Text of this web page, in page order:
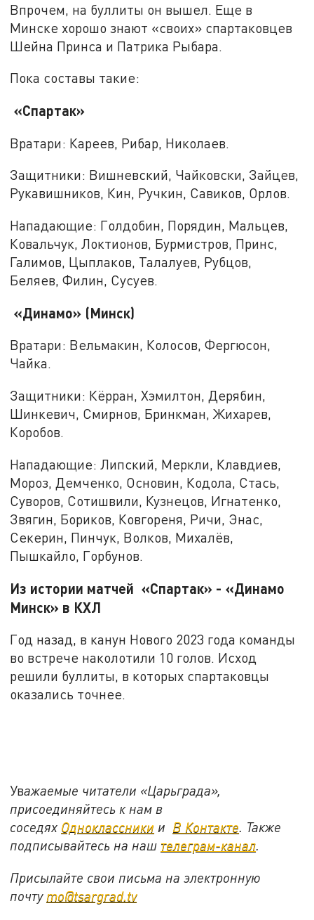
Впрочем, на буллиты он вышел. Еще в
Минске хорошо знают «своих» спартаковцев
Шейна Принса и Патрика Рыбара.
Пока составы такие:
«Спартак»
Вратари: Кареев, Рибар, Николаев.
Защитники: Вишневский, Чайковски, Зайцев,
Рукавишников, Кин, Ручкин, Савиков, Орлов.
Нападающие: Голдобин, Порядин, Мальцев,
Ковальчук, Локтионов, Бурмистров, Принс,
Галимов, Цыплаков, Талалуев, Рубцов,
Беляев, Филин, Сусуев.
«Динамо» (Минск)
Вратари: Вельмакин, Колосов, Фергюсон,
Чайка.
Защитники: Кёрран, Хэмилтон, Дерябин,
Шинкевич, Смирнов, Бринкман, Жихарев,
Коробов.
Нападающие: Липский, Меркли, Клавдиев,
Мороз, Демченко, Основин, Кодола, Стась,
Суворов, Сотишвили, Кузнецов, Игнатенко,
Звягин, Бориков, Ковгореня, Ричи, Энас,
Секерин, Пинчук, Волков, Михалёв,
Пышкайло, Горбунов.
Из истории матчей «Спартак» - «Динамо
Минск» в КХЛ
Год назад, в канун Нового 2023 года команды
во встрече наколотили 10 голов. Исход
решили буллиты, в которых спартаковцы
оказались точнее.
Уважаемые читатели «Царьграда»,
присоединяйтесь к нам в
соседях Одноклассники и В Контакте. Также
подписывайтесь на наш телеграм-канал.
Присылайте свои письма на электронную
почту mo@tsargrad.tv